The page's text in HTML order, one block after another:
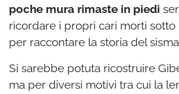
poche mura rimaste in piedi
ricordare i propri cari morti sotto
per raccontare la storia del
Si sarebbe potuta ricostruire
ma per diversi motivi tra cui la